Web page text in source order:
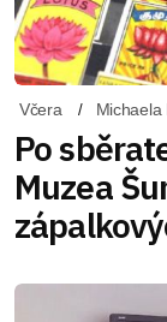
Včera Michaela
Po
Muzea